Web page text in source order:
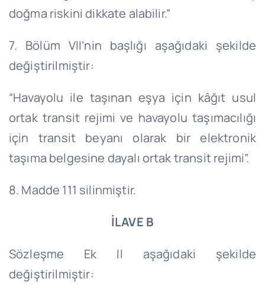
doğma riskini dikkate alabilir.”
7. Bölüm VII’nin başlığı aşağıdaki şekilde
değiştirilmiştir:
“Havayolu ile taşınan eşya için kâğıt usul
ortak transit rejimi ve havayolu taşımacılığı
için transit beyanı olarak bir elektronik
taşıma belgesine dayalı ortak transit rejimi”.
8. Madde 111 silinmiştir.
İLAVE B
Sözleşme Ek II aşağıdaki şekilde
değiştirilmiştir: